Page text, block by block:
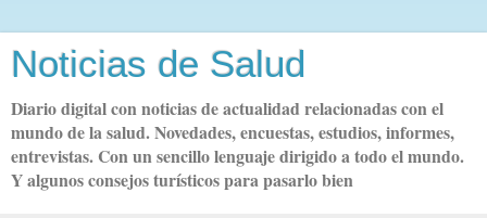
Noticias de Salud
Diario digital con noticias de actualidad relacionadas con el
mundo de la salud. Novedades, encuestas, estudios, informes,
entrevistas. Con un sencillo lenguaje dirigido a todo el mundo.
Y algunos consejos turísticos para pasarlo bien